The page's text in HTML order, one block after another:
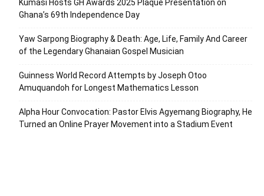
Kumasi Hosts GH Awards 2025 Plaque Presentation on
Ghana’s 69th Independence Day
Yaw Sarpong Biography & Death: Age, Life, Family And Career
of the Legendary Ghanaian Gospel Musician
Guinness World Record Attempts by Joseph Otoo
Amuquandoh for Longest Mathematics Lesson
Alpha Hour Convocation: Pastor Elvis Agyemang Biography, He
Turned an Online Prayer Movement into a Stadium Event